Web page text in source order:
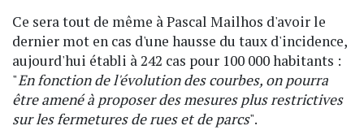
Ce sera tout de même à Pascal Mailhos d'avoir le
dernier mot en cas d'une hausse du taux d'incidence,
aujourd'hui établi à 242 cas pour 100 000 habitants :
"En fonction de l'évolution des courbes, on pourra
être amené à proposer des mesures plus restrictives
sur les fermetures de rues et de parcs".